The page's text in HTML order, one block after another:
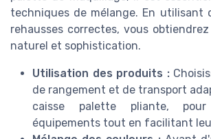
techniques de mélange. En utilisant
rehausses correctes, vous
naturel et sophistication.
Utilisation des produits :
de rangement et de transport
caisse palette pliante,
équipements tout en facilitant